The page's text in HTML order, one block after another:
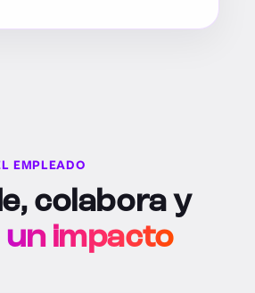
EMPLEADO
colabora y
un impacto